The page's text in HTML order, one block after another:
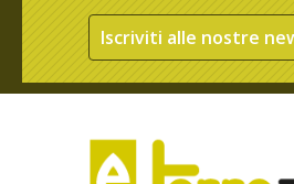
Iscriviti alle nostre